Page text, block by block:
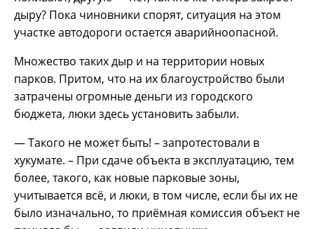
дыру? Пока чиновники спорят, ситуация на этом
участке автодороги остается аварийноопасной.
Множество таких дыр и на территории новых
парков. Притом, что на их благоустройство были
затрачены огромные деньги из городского
бюджета, люки здесь установить забыли.
— Такого не может быть! – запротестовали в
хукумате. – При сдаче объекта в эксплуатацию, тем
более, такого, как новые парковые зоны,
учитывается всё, и люки, в том числе, если бы их не
было изначально, то приёмная комиссия объект не